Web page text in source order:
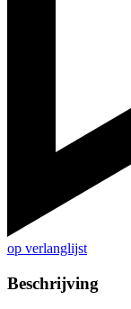
op verlanglijst
Beschrijving